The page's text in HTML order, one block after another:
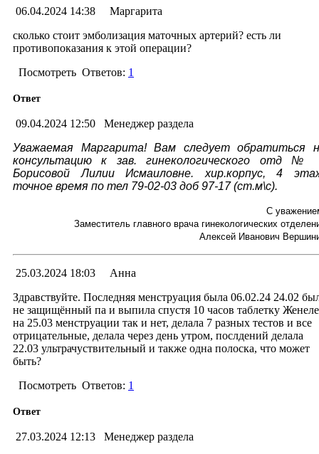
06.04.2024 14:38
Маргарита
сколько стоит эмболизация маточных артерий? есть ли
противопоказания к этой операции?
Посмотреть Ответов: 1
Ответ
09.04.2024 12:50
Менеджер раздела
Уважаемая Маргарита! Вам следует обратиться
консультацию к зав. гинекологического отд №
Борисовой Лилии Исмаиловне. хир.корпус, 4
точное время по тел 79-02-03 доб 97-17 (ст.м\с).
С
Заместитель главного врача гинекологических
Алексей Иванович
25.03.2024 18:03
Анна
Здравствуйте. Последняя менструация была 06.02.24 24.02
не защищённый па и выпила спустя 10 часов таблетку
на 25.03 менструации так и нет, делала 7 разных тестов и все
отрицательные, делала через день утром, послдений делала
22.03 ультрачуствительный и также одна полоска, что может
быть?
Посмотреть Ответов: 1
Ответ
27.03.2024 12:13
Менеджер раздела